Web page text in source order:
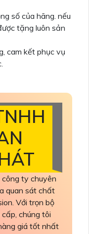
số của hãng. nếu
tặng luôn sản
cam kết phục vụ
ty chuyên
quan sát chất
Với trọn bộ
chúng tôi
giá tốt nhất